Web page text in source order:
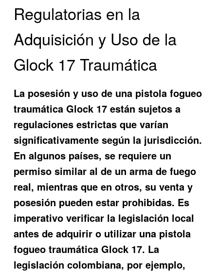
Regulatorias en la
Adquisición y Uso de la
Glock 17 Traumática
La posesión y uso de una pistola fogueo
traumática Glock 17 están sujetos a
regulaciones estrictas que varían
significativamente según la jurisdicción.
En algunos países, se requiere un
permiso similar al de un arma de fuego
real, mientras que en otros, su venta y
posesión pueden estar prohibidas. Es
imperativo verificar la legislación local
antes de adquirir o utilizar una pistola
fogueo traumática Glock 17. La
legislación colombiana, por ejemplo,